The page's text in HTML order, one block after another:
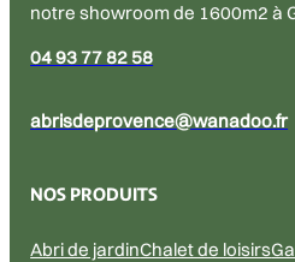
notre showroom de 1600m2 à
04 93 77 82 58
abrisdeprovence@wanadoo.fr
NOS PRODUITS
Abri de jardinChalet de loisirs